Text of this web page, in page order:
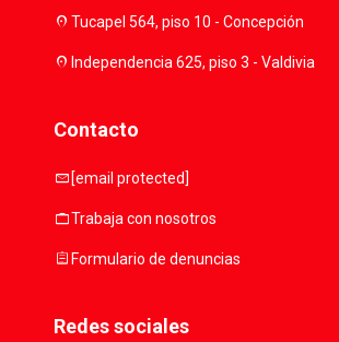
location_onTucapel 564, piso 10 - Concepción
location_onIndependencia 625, piso 3 - Valdivia
Contacto
mail [email protected]
workTrabaja con nosotros
assignmentFormulario de denuncias
Redes sociales